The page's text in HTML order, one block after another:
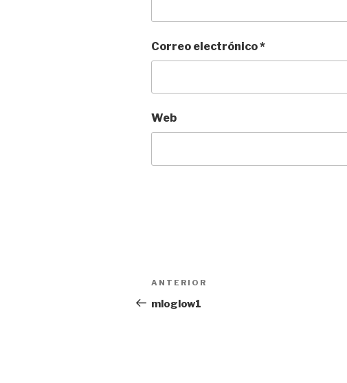
Correo electrónico*
Web
Navegación
de
Entrada
anterior:
ANTERIOR
mloglow1